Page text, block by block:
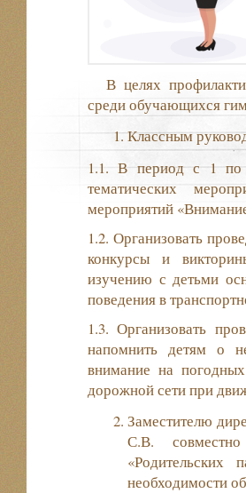
В целях
среди обучающихся
Классным
1.1. В период с 1 по
тематических
мероприятий
1.2. Организовать
конкурсы и
изучению с детьми
поведения в
1.3. Организовать
напомнить детям о
внимание на
дорожной сети при
Заместителю
С.В.
необходимости